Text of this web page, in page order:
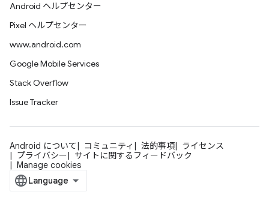
Android ヘルプセンター
Pixel ヘルプセンター
www.android.com
Google Mobile Services
Stack Overflow
Issue Tracker
Android について コミュニティ 法的事項
ライセンス
プライバシー
サイトに関するフィードバック
Manage cookies